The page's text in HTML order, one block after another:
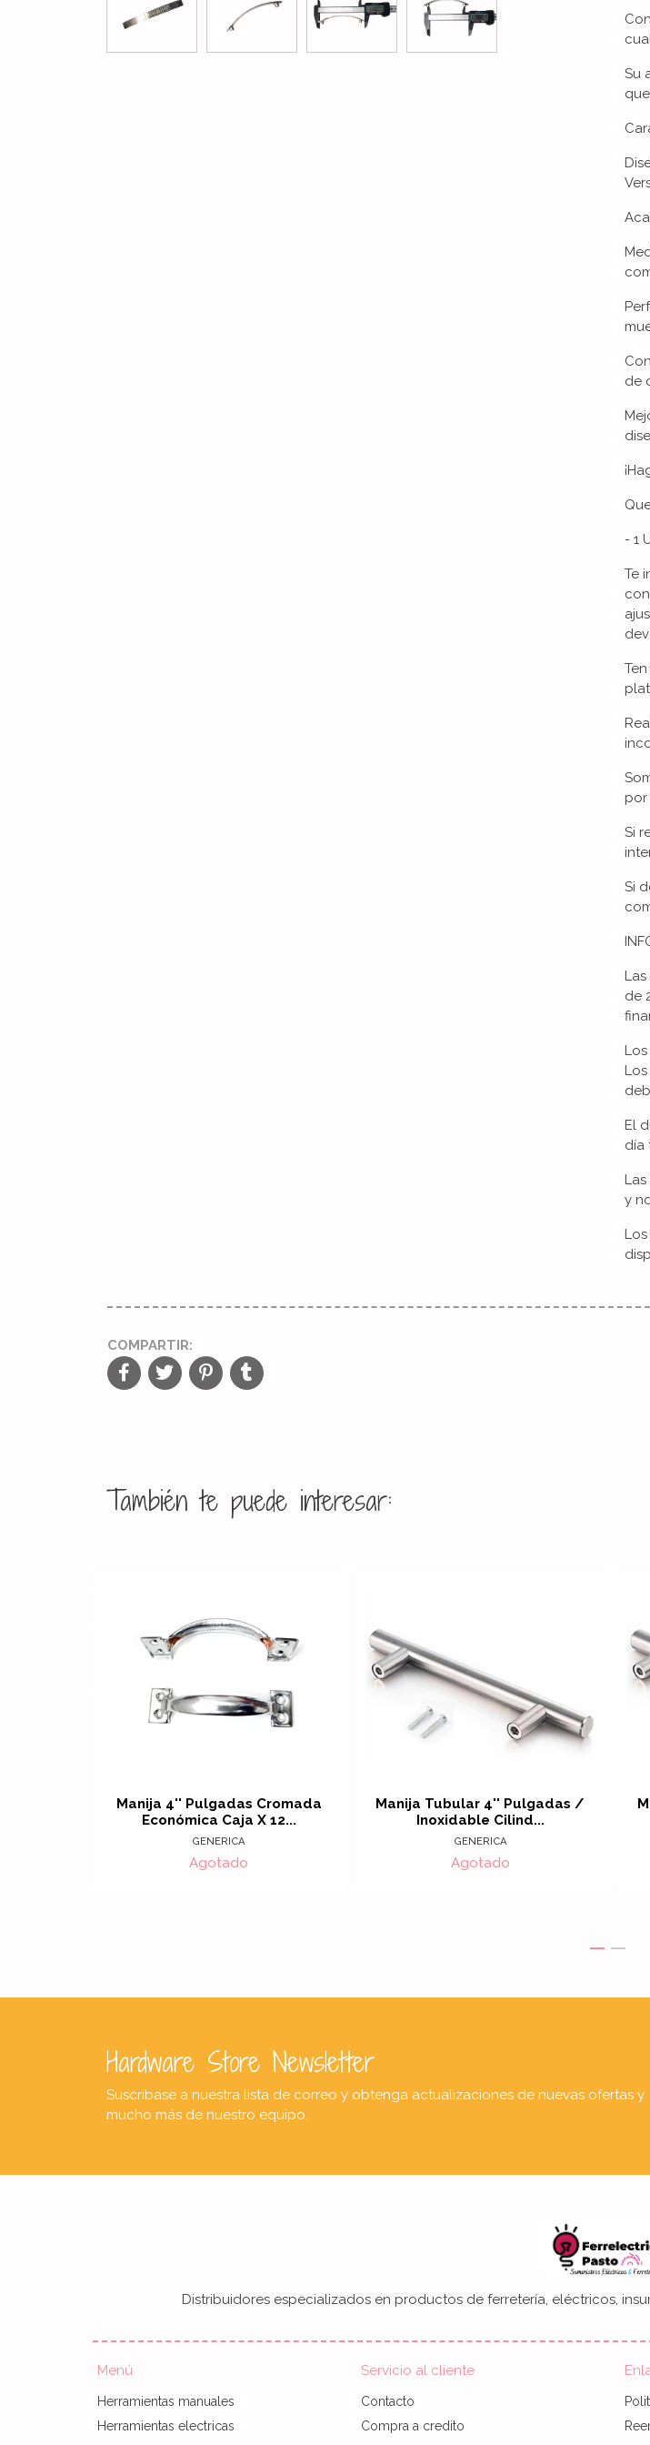
Su
de
- 1
Te
por
Si
Si
de
El
día
y
COMPARTIR:
También te puede interesar:
Manija 4'' Pulgadas Cromada
Económica Caja X 12...
GENERICA
Agotado
Manija Tubular 4'' Pulgadas /
Inoxidable Cilind...
GENERICA
Agotado
Hardware Store Newsletter
Suscríbase a nuestra lista de correo y obtenga actualizaciones de nuevas ofertas y
mucho más de nuestro equipo.
Distribuidores especializados en productos de ferretería, eléctricos,
Menú
Herramientas manuales
Herramientas electricas
Servicio al cliente
Contacto
Compra a credito